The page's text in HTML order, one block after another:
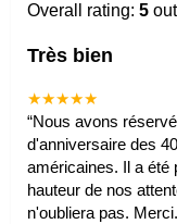
Overall rating: 5
Très bien
★★★★★
“Nous avons
d'anniversaire des
américaines. Il a été
hauteur de nos
n'oubliera pas. Merci.